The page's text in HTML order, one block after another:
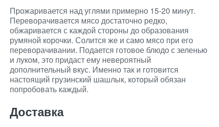
Прожаривается над углями примерно 15-20 минут.
Переворачивается мясо достаточно редко,
обжаривается с каждой стороны до образования
румяной корочки. Солится же и само мясо при его
переворачивании. Подается готовое блюдо с зеленью
и луком, это придаст ему невероятный
дополнительный вкус. Именно так и готовится
настоящий грузинский шашлык, который обязан
попробовать каждый.
Доставка